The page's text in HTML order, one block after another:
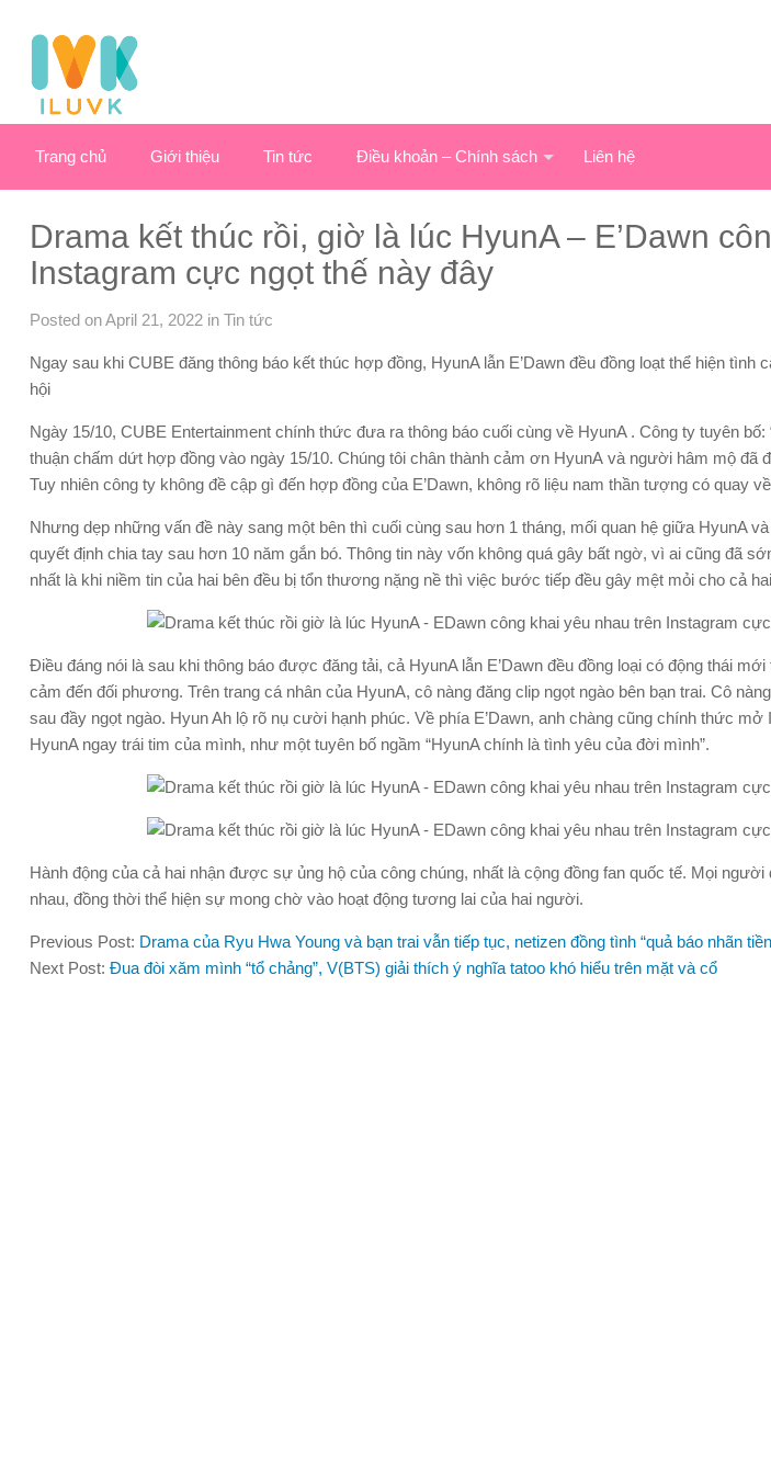
Trang chủ Giới thiệu Tin tức Điều khoản – Chính sách Liên hệ
Drama kết thúc rồi, giờ là lúc HyunA – E’Dawn
Instagram cực ngọt thế này đây
Posted on April 21, 2022 in Tin tức
Ngay sau khi CUBE đăng thông báo kết thúc hợp đồng, HyunA lẫn E’Dawn đều đồng loạt thể hiện
hội
Ngày 15/10, CUBE Entertainment chính thức đưa ra thông báo cuối cùng về HyunA . Công ty tuyên
thuận chấm dứt hợp đồng vào ngày 15/10. Chúng tôi chân thành cảm ơn HyunA và người hâm mộ đã
Tuy nhiên công ty không đề cập gì đến hợp đồng của E’Dawn, không rõ liệu nam thần tượng có quay
Nhưng dẹp những vấn đề này sang một bên thì cuối cùng sau hơn 1 tháng, mối quan hệ giữa HyunA
quyết định chia tay sau hơn 10 năm gắn bó. Thông tin này vốn không quá gây bất ngờ, vì ai cũng đã
nhất là khi niềm tin của hai bên đều bị tổn thương nặng nề thì việc bước tiếp đều gây mệt mỏi cho cả
Điều đáng nói là sau khi thông báo được đăng tải, cả HyunA lẫn E’Dawn đều đồng loại có động thái
cảm đến đối phương. Trên trang cá nhân của HyunA, cô nàng đăng clip ngọt ngào bên bạn trai. Cô
sau đầy ngọt ngào. Hyun Ah lộ rõ nụ cười hạnh phúc. Về phía E’Dawn, anh chàng cũng chính thức
HyunA ngay trái tim của mình, như một tuyên bố ngầm “HyunA chính là tình yêu của đời mình”.
Hành động của cả hai nhận được sự ủng hộ của công chúng, nhất là cộng đồng fan quốc tế. Mọi
nhau, đồng thời thể hiện sự mong chờ vào hoạt động tương lai của hai người.
Previous Post: Drama của Ryu Hwa Young và bạn trai vẫn tiếp tục, netizen đồng tình “quả báo nhãn
Next Post: Đua đòi xăm mình “tổ chảng”, V(BTS) giải thích ý nghĩa tatoo khó hiểu trên mặt và cổ